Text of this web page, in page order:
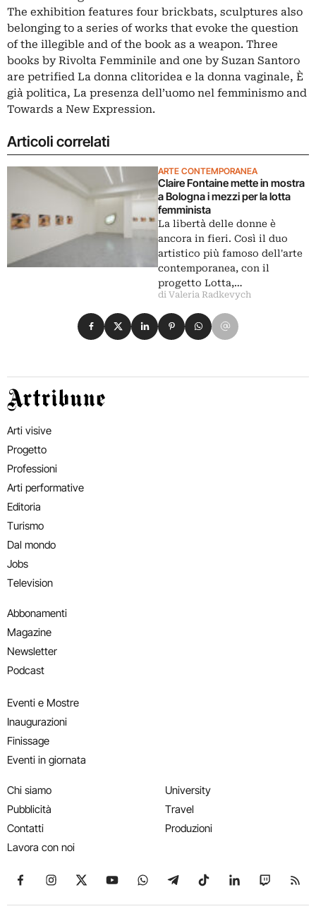
The exhibition features four brickbats, sculptures also
belonging to a series of works that evoke the question
of the illegible and of the book as a weapon. Three
books by Rivolta Femminile and one by Suzan Santoro
are petrified La donna clitoridea e la donna vaginale, È
già politica, La presenza dell’uomo nel femminismo and
Towards a New Expression.
Articoli correlati
ARTE CONTEMPORANEA
Claire Fontaine mette in mostra
a Bologna i mezzi per la lotta
femminista
La libertà delle donne è
ancora in fieri. Così il duo
artistico più famoso dell'arte
contemporanea, con il
progetto Lotta,…
di Valeria Radkevych
Condividi su Facebook
Condividi su X
Condividi su LinkedIn
Condividi su Pinterest
Condividi su WhatsApp
Condividi su Email
Artribune
Arti visive
Progetto
Professioni
Arti performative
Editoria
Turismo
Dal mondo
Jobs
Television
Abbonamenti
Magazine
Newsletter
Podcast
Eventi e Mostre
Inaugurazioni
Finissage
Eventi in giornata
Chi siamo
Pubblicità
Contatti
Lavora con noi
University
Travel
Produzioni
Seguici su Facebook
Seguici su Instagram
Seguici su X
Seguici su YouTube
Seguici su WhatsApp
Seguici su Telegram
Seguici su TikTok
Seguici su
Seguici